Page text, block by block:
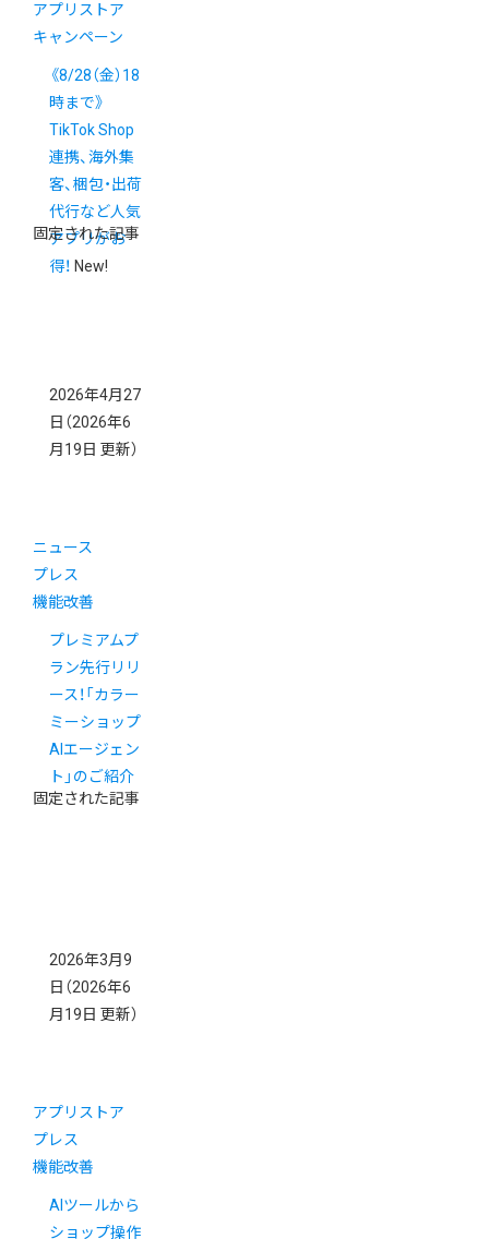
アプリストア
キャンペーン
《8/28（金）18
時まで》
TikTok Shop
連携、海外集
客、梱包・出荷
代行など人気
アプリがお
得！ New!
固定された記事
2026年4月27
日 （2026年6
月19日 更新）
ニュース
プレス
機能改善
プレミアムプ
ラン先行リリ
ース！「カラー
ミーショップ
AIエージェン
ト」のご紹介
固定された記事
2026年3月9
日 （2026年6
月19日 更新）
アプリストア
プレス
機能改善
AIツールから
ショップ操作